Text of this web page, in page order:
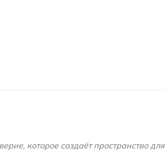
которое создаёт пространство для